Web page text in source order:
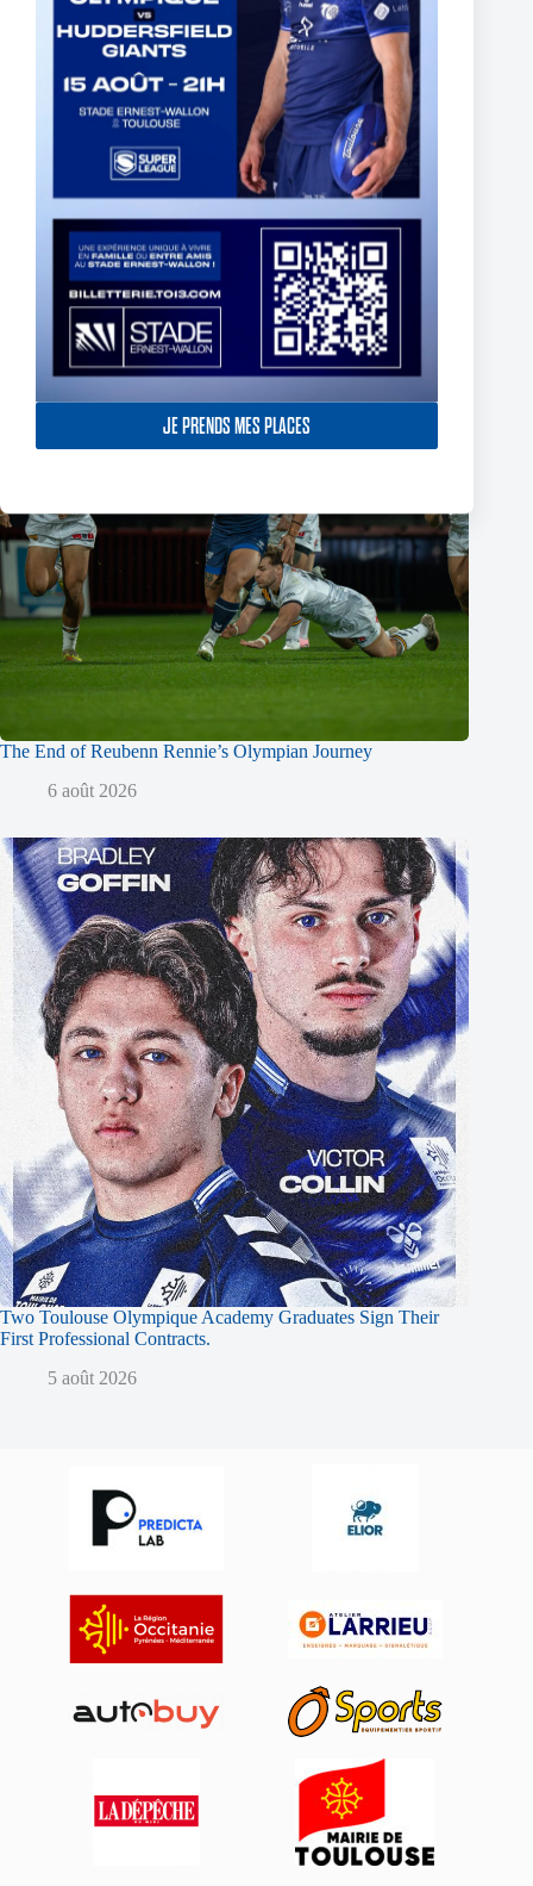
JE PRENDS MES PLACES
Fin de l’aventure Olympienne pour Reubenn Rennie
6 août 2026
The End of Reubenn Rennie’s Olympian Journey
6 août 2026
Two Toulouse Olympique Academy Graduates Sign Their
First Professional Contracts.
5 août 2026